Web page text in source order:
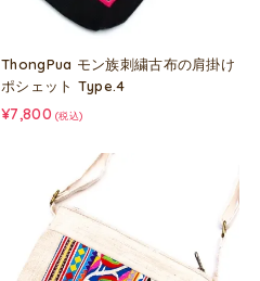
ThongPua モン族刺繍古布の肩掛け
ポシェット Type.4
¥7,800 (税込)